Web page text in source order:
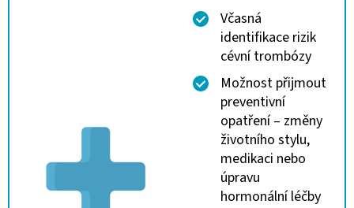
Včasná
identifikace rizik
cévní trombózy
Možnost přijmout
preventivní
opatření – změny
životního stylu,
medikaci nebo
úpravu
hormonální léčby